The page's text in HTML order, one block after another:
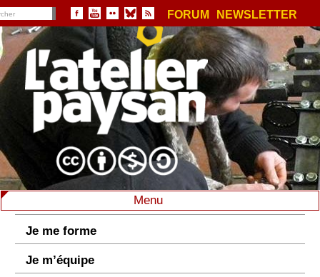
FORUM NEWSLETTER
Menu
Je me forme
Je m’équipe